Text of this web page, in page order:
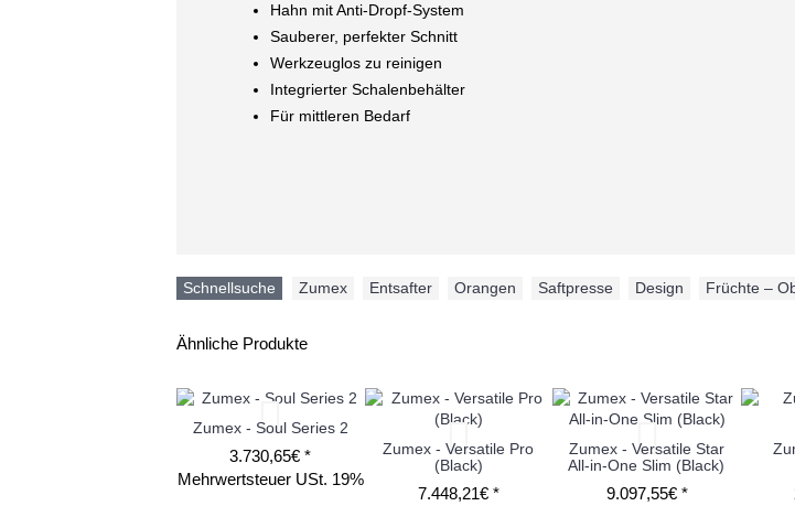
Hahn mit Anti-Dropf-System
Sauberer, perfekter Schnitt
Werkzeuglos zu reinigen
Integrierter Schalenbehälter
Für mittleren Bedarf
Schnellsuche Zumex Entsafter Orangen Saftpresse Design Früchte –
Ähnliche Produkte
Zumex - Soul Series 2
3.730,65€ *
Mehrwertsteuer USt. 19%
Zumex - Versatile Pro
(Black)
7.448,21€ *
Zumex - Versatile Star
All-in-One Slim (Black)
9.097,55€ *